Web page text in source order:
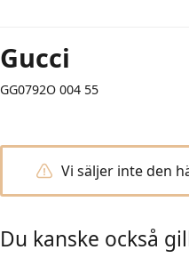
Gucci
GG0792O 004 55
Vi säljer inte den
Du kanske också